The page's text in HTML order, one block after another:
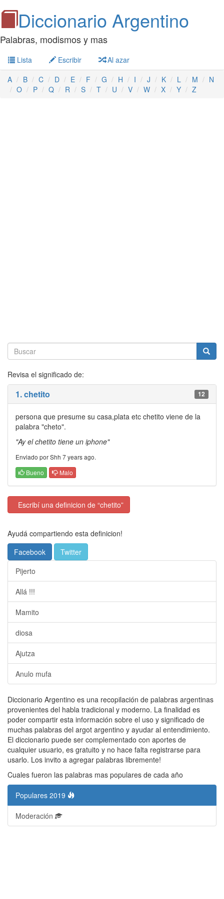
Diccionario Argentino
Palabras, modismos y mas
Lista Escribir
Al azar
A
B C D E F G H I J K L M
N
O
P Q R S T U V W X Y Z
Revisa el significado de:
1. chetito 12
persona que presume su casa,plata etc chetito viene de la
palabra "cheto".
"Ay el chetito tiene un iphone"
Enviado por Shh 7 years ago.
Bueno
Malo
Escribí una definicion de “chetito”
Ayudá compartiendo esta definicion!
Facebook
Twitter
Pijerto
Allá !!!
Mamito
diosa
Ajutza
Anulo mufa
Diccionario Argentino es una recopilación de palabras argentinas
provenientes del habla tradicional y moderno. La finalidad es
poder compartir esta información sobre el uso y significado de
muchas palabras del argot argentino y ayudar al entendimiento.
El diccionario puede ser complementado con aportes de
cualquier usuario, es gratuito y no hace falta registrarse para
usarlo. Los invito a agregar palabras libremente!
Cuales fueron las palabras mas populares de cada año
Populares 2019
Moderación